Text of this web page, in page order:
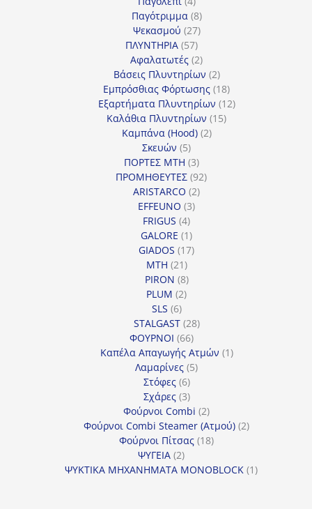
προϊόντα
Παγότριμμα 88
προϊόντα
Ψεκασμού 2727
προϊόντα
ΠΛΥΝΤΗΡΙΑ 5757
προϊόντα
Αφαλατωτές 22
προϊόντα
Βάσεις Πλυντηρίων 22
προϊόντα
Εμπρόσθιας Φόρτωσης 1818
προϊόντα
Εξαρτήματα Πλυντηρίων 1212
Καλάθια Πλυντηρίων 1515
Καμπάνα (Hood) 22
Σκευών 55
προϊόντα
ΠΟΡΤΕΣ MTH 33
προϊόντα
ΠΡΟΜΗΘΕΥΤΕΣ 9292
ARISTARCO 22
EFFEUNO 33
FRIGUS 44
προϊόντα
GALORE 11
προϊόν
GIADOS 1717
MTH 2121
προϊόντα
PIRON 88
προϊόντα
PLUM 22
SLS 66
προϊόντα
STALGAST 2828
ΦΟΥΡΝΟΙ 6666
προϊόντα
Καπέλα Απαγωγής Ατμών 11
Λαμαρίνες 55
Στόφες 66
προϊόντα
Σχάρες 33
προϊόντα
Φούρνοι Combi 22
προϊόντα
Φούρνοι Combi Steamer (Ατμού) 22
Φούρνοι Πίτσας 1818
ΨΥΓΕΙΑ 22
προϊόντα
ΨΥΚΤΙΚΑ ΜΗΧΑΝΗΜΑΤΑ MONOBLOCK 11